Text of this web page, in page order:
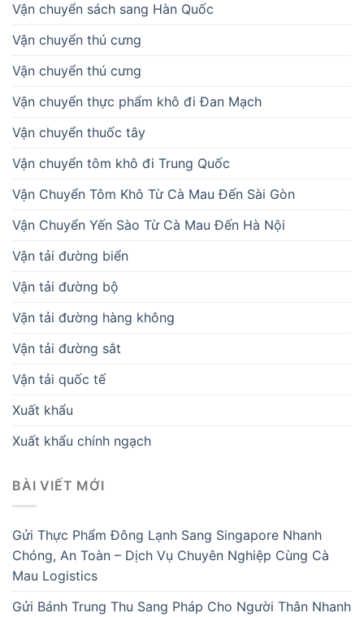
Vận chuyển sách sang Hàn Quốc
Vận chuyển thú cưng
Vận chuyển thú cưng
Vận chuyển thực phẩm khô đi Đan Mạch
Vận chuyển thuốc tây
Vận chuyển tôm khô đi Trung Quốc
Vận Chuyển Tôm Khô Từ Cà Mau Đến Sài Gòn
Vận Chuyển Yến Sào Từ Cà Mau Đến Hà Nội
Vận tải đường biển
Vận tải đường bộ
Vận tải đường hàng không
Vận tải đường sắt
Vận tải quốc tế
Xuất khẩu
Xuất khẩu chính ngạch
BÀI VIẾT MỚI
Gửi Thực Phẩm Đông Lạnh Sang Singapore Nhanh
Chóng, An Toàn – Dịch Vụ Chuyên Nghiệp Cùng Cà
Mau Logistics
Gửi Bánh Trung Thu Sang Pháp Cho Người Thân Nhanh